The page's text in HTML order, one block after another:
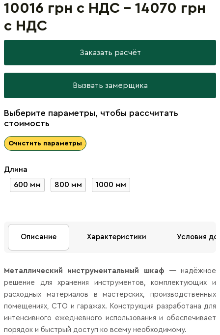
10016 грн с НДС - 14070 грн
с НДС
Заказать расчёт
Вызвать замерщика
Выберите параметры, чтобы рассчитать
стоимость
Очистить параметры
Длина
600 мм
800 мм 1000 мм
Описание Характеристики Условия
Металлический инструментальный шкаф — надёжное
решение для хранения инструментов, комплектующих и
расходных материалов в мастерских, производственных
помещениях, СТО и гаражах. Конструкция разработана для
интенсивного ежедневного использования и обеспечивает
порядок и быстрый доступ ко всему необходимому.